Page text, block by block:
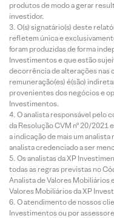
produtos de modo a gerar
investidor.
O(s) signatário(s) deste
refletem única e
foram produzidas de forma
Investimentos e que estão
decorrência de alterações nas
remuneração(es) é(são)
provenientes dos negócios e
Investimentos.
O analista responsável pelo
da Resolução CVM nº 20/2021
a indicação de mais um
analista credenciado a ser
Os analistas da XP
todas as regras previstas no
Analista de Valores Mobiliários
Valores Mobiliários da XP
O atendimento de nossos
Investimentos ou por